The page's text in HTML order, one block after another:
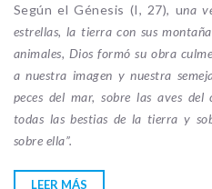
Según el Génesis (I, 27), una
estrellas, la tierra con sus
animales, Dios formó su obra
a nuestra imagen y nuestra
peces del mar, sobre las aves
todas las bestias de la tierra y
sobre ella”.
LEER MÁS